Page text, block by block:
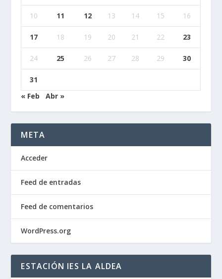
10 11 12 13 14 15 16
17 18 19 20 21 22 23
24 25 26 27 28 29 30
31
« Feb
Abr »
META
Acceder
Feed de entradas
Feed de comentarios
WordPress.org
ESTACIÓN IES LA ALDEA